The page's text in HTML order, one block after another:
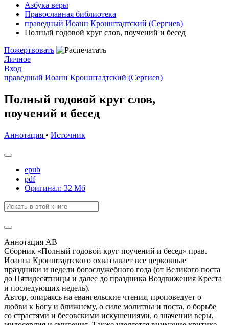
Азбука веры
Православная библиотека
праведный Иоанн Кронштадтский (Сергиев)
Полный годовой круг слов, поучений и бесед
Пожертвовать
Личное
Вход
праведный Иоанн Кронштадтский (Сергиев)
Полный годовой круг слов,
поучений и бесед
Аннотация • Источник
epub
pdf
Оригинал: 32 Мб
Аннотация АВ
Сборник «Полный годовой круг поучений и бесед» прав.
Иоанна Кронштадтского охватывает все церковные
праздники и недели богослужебного года (от Великого поста
до Пятидесятницы и далее до праздника Воздвижения Креста
и последующих недель).
Автор, опираясь на евангельские чтения, проповедует о
любви к Богу и ближнему, о силе молитвы и поста, о борьбе
со страстями и бесовскими искушениями, о значении веры,